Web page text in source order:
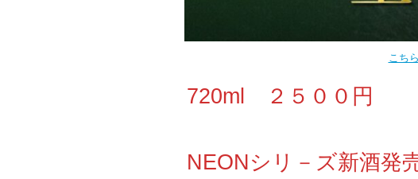
こち
720ml ２５００円
NEONシリ－ズ新酒発